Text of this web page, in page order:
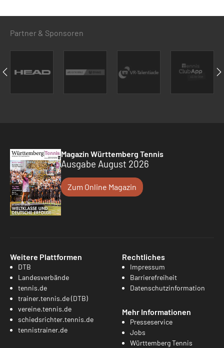
Partner & Sponsoren
Magazin Württemberg Tennis
Ausgabe August 2026
Zum Online Magazin
Weitere Plattformen
DTB
Landesverbände
tennis.de
trainer.tennis.de (DTB)
vereine.tennis.de
schiedsrichter.tennis.de
tennistrainer.de
Rechtliches
Impressum
Barrierefreiheit
Datenschutzinformation
Mehr Informationen
Presseservice
Jobs
Württemberg Tennis